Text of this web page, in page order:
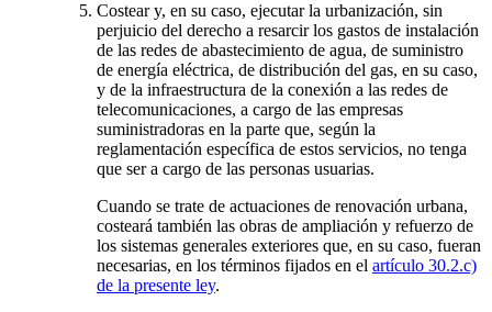
Costear y, en su caso, ejecutar la urbanización, sin
perjuicio del derecho a resarcir los gastos de instalación
de las redes de abastecimiento de agua, de suministro
de energía eléctrica, de distribución del gas, en su caso,
y de la infraestructura de la conexión a las redes de
telecomunicaciones, a cargo de las empresas
suministradoras en la parte que, según la
reglamentación específica de estos servicios, no tenga
que ser a cargo de las personas usuarias.
Cuando se trate de actuaciones de renovación urbana,
costeará también las obras de ampliación y refuerzo de
los sistemas generales exteriores que, en su caso, fueran
necesarias, en los términos fijados en el artículo 30.2.c)
de la presente ley.